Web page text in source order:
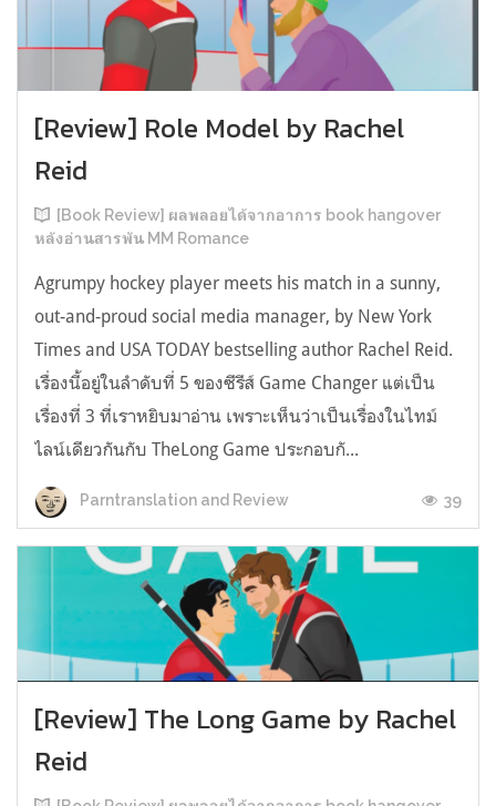
[Review] Role Model by Rachel
Reid
[Book Review] ผลพลอยได้จากอาการ book hangover
หลังอ่านสารพัน MM Romance
Agrumpy hockey player meets his match in a sunny,
out-and-proud social media manager, by New York
Times and USA TODAY bestselling author Rachel Reid.
เรื่องนี้อยู่ในลำดับที่ 5 ของซีรีส์ Game Changer แต่เป็น
เรื่องที่ 3 ที่เราหยิบมาอ่าน เพราะเห็นว่าเป็นเรื่องในไทม์
ไลน์เดียวกันกับ TheLong Game ประกอบกั...
Parntranslation and Review 39
[Review] The Long Game by Rachel
Reid